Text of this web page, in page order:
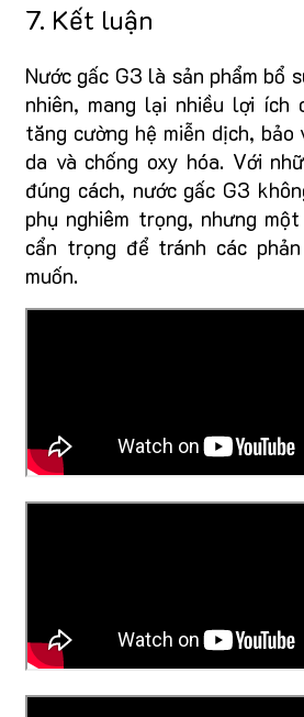
7. Kết luận
Nước gấc G3 là sản phẩm bổ
nhiên, mang lại nhiều lợi ích
tăng cường hệ miễn dịch,
da và chống oxy hóa. Với
đúng cách, nước gấc G3
phụ nghiêm trọng, nhưng
cẩn trọng để tránh các
muốn.